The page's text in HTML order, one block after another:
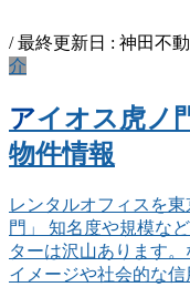
/ 最終更新日 : 神田不
介
アイオス虎ノ門（レンタルオフィス）
物件情報
レンタルオフィスを
門」 知名度や規模な
ターは沢山あります
イメージや社会的な